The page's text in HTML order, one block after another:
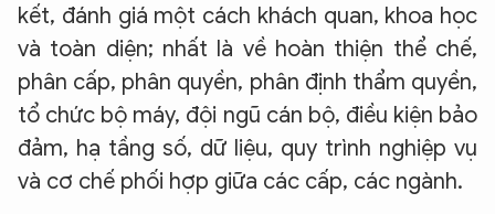
kết, đánh giá một cách khách quan, khoa học
và toàn diện; nhất là về hoàn thiện thể chế,
phân cấp, phân quyền, phân định thẩm quyền,
tổ chức bộ máy, đội ngũ cán bộ, điều kiện bảo
đảm, hạ tầng số, dữ liệu, quy trình nghiệp vụ
và cơ chế phối hợp giữa các cấp, các ngành.